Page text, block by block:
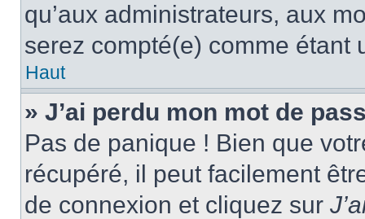
qu’aux administrateurs, aux
serez compté(e) comme étant
Haut
» J’ai perdu mon mot de
Pas de panique ! Bien que
récupéré, il peut facilement
de connexion et cliquez sur